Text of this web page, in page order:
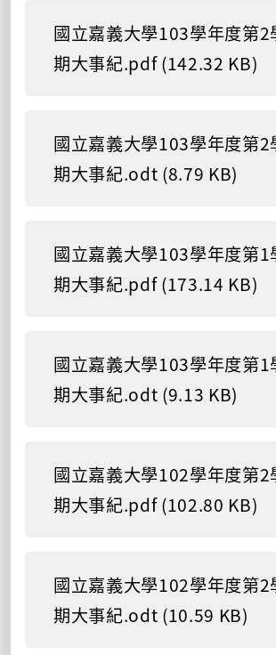
國立嘉義大學103學年度第2
期大事紀.pdf (142.32 KB)
國立嘉義大學103學年度第2
期大事紀.odt (8.79 KB)
國立嘉義大學103學年度第1
期大事紀.pdf (173.14 KB)
國立嘉義大學103學年度第1
期大事紀.odt (9.13 KB)
國立嘉義大學102學年度第2
期大事紀.pdf (102.80 KB)
國立嘉義大學102學年度第2
期大事紀.odt (10.59 KB)